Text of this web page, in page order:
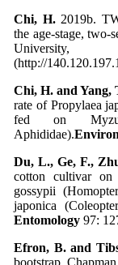
Chi, H.2019b.
the age-stage, two-
(http://
Chi, H. and Yang,
rate of Propylaea
fed on Myzus
Aphididae).
Du, L., Ge, F.,
cotton cultivar on
gossypii
japonica
Entomology 97:
Efron, B. and
bootstrap.